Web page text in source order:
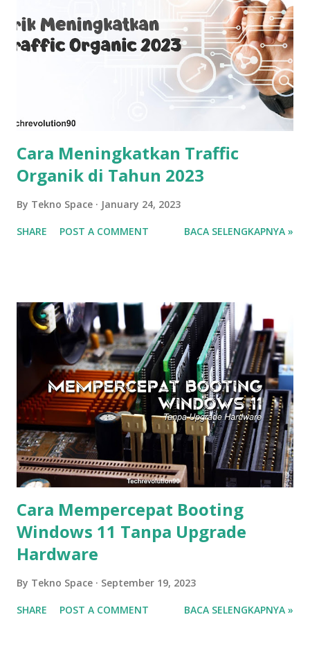
Cara Meningkatkan Traffic
Organik di Tahun 2023
By Tekno Space January 24, 2023
SHARE POST A COMMENT BACA SELENGKAPNYA »
Cara Mempercepat Booting
Windows 11 Tanpa Upgrade
Hardware
By Tekno Space September 19, 2023
SHARE POST A COMMENT BACA SELENGKAPNYA »